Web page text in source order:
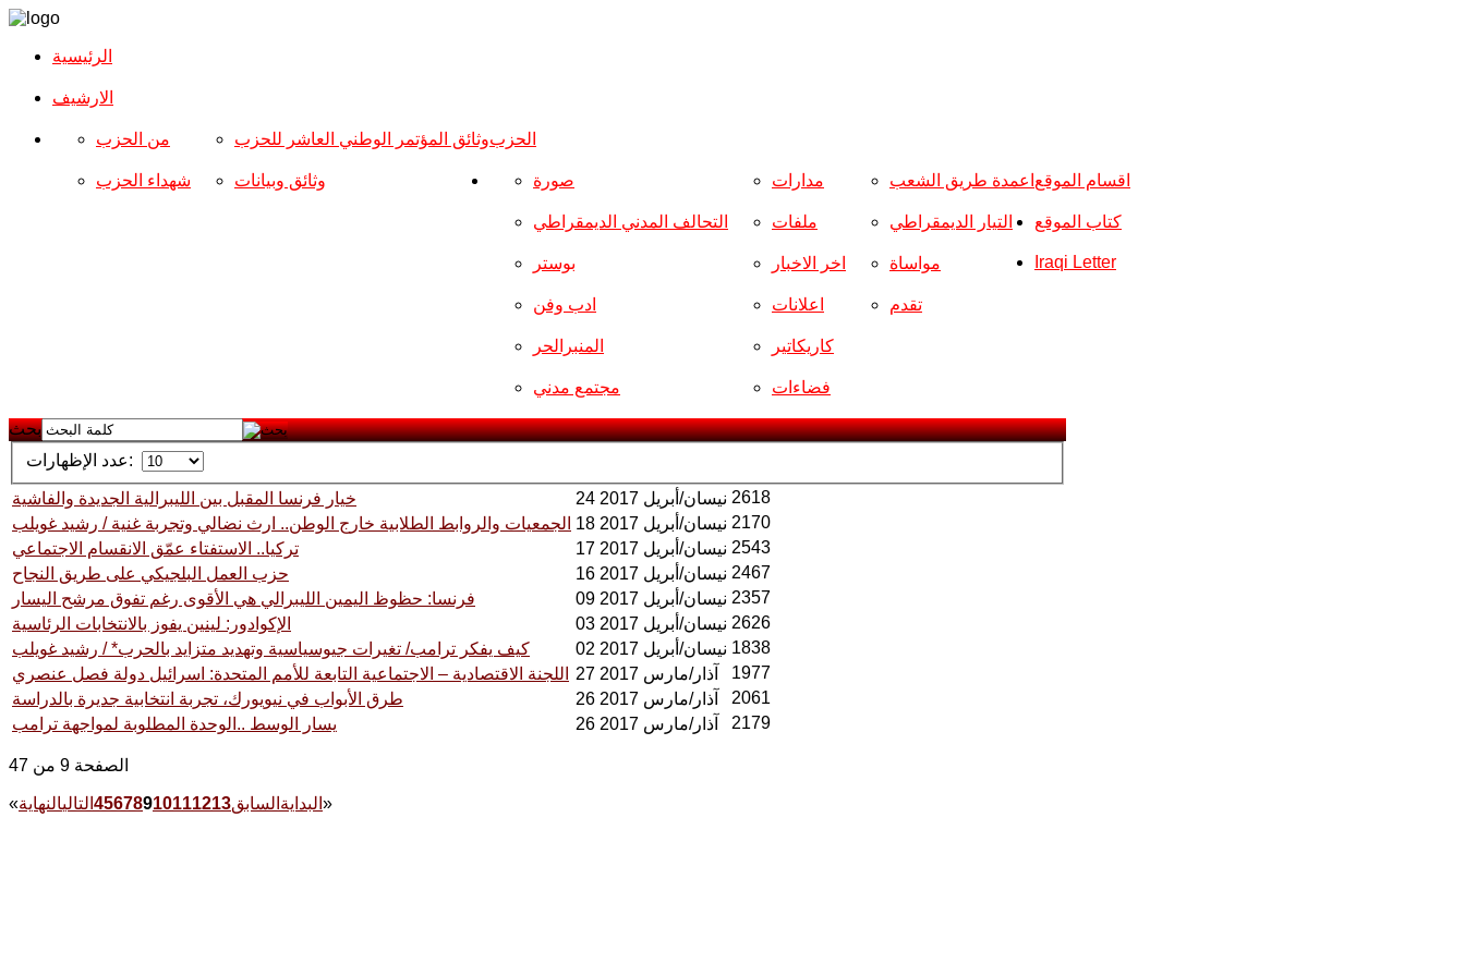
الرئيسية
الارشیف
الحزب من الحزب
شهداء الحزب
وثائق المؤتمر الوطني العاشر للحزب
وثائق وبيانات اقسام الموقع صورة
التحالف المدني الديمقراطي
بوستر
ادب وفن
المنبرالحر
مجتمع مدني
مدارات
ملفات
اخر الاخبار
اعلانات
كاريكاتير
فضاءات
اعمدة طريق الشعب
التيار الديمقراطي
مواساة
تقدم
كتاب الموقع
Iraqi Letter
بحث
عدد الإظهارات:
خيار فرنسا المقبل بين الليبرالية الجديدة والفاشية 24 نيسان/أبريل 2017 2618
الجمعيات والروابط الطلابية خارج الوطن.. ارث نضالي وتجربة غنية / رشيد غويلب
18 نيسان/أبريل 2017 2170
تركيا.. الاستفتاء عمّق الانقسام الاجتماعي
17 نيسان/أبريل 2017 2543
حزب العمل البلجيكي على طريق النجاح
16 نيسان/أبريل 2017 2467
فرنسا: حظوظ اليمين الليبرالي هي الأقوى رغم تفوق مرشح اليسار
09 نيسان/أبريل 2017 2357
الإكوادور: لينين يفوز بالانتخابات الرئاسية
03 نيسان/أبريل 2017 2626
كيف يفكر ترامب/ تغيرات جيوسياسية وتهديد متزايد بالحرب* / رشيد غويلب
02 نيسان/أبريل 2017 1838
اللجنة الاقتصادية – الاجتماعية التابعة للأمم المتحدة: اسرائيل دولة فصل عنصري
27 آذار/مارس 2017
1977
طرق الأبواب في نيويورك، تجربة انتخابية جديرة بالدراسة
26 آذار/مارس 2017
2061
يسار الوسط ..الوحدة المطلوبة لمواجهة ترامب
26 آذار/مارس 2017 2179
الصفحة 9 من 47
« البداية السابق 45678910111213 التاليالنهاية »